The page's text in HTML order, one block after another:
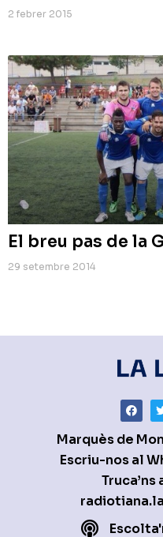
2 febrer 2015
El breu pas de la
29 setembre 2014
Marquès de
Escriu-nos al
Truca’ns